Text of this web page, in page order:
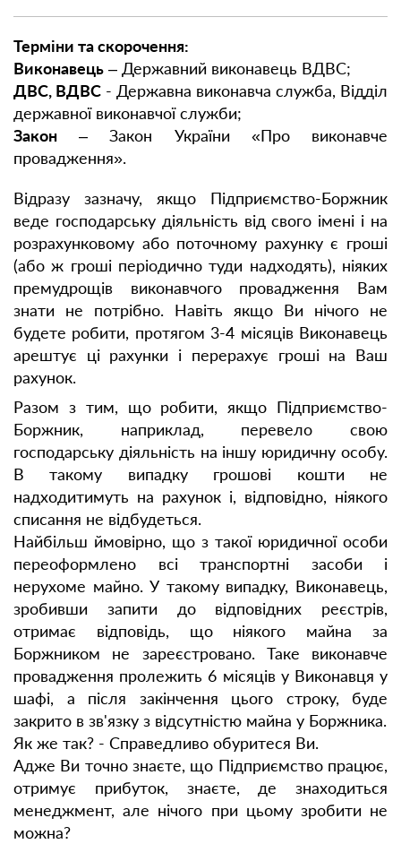
Терміни та скорочення:
Виконавець – Державний виконавець ВДВС;
ДВС, ВДВС - Державна виконавча служба, Відділ
державної виконавчої служби;
Закон – Закон України «Про виконавче
провадження».
Відразу зазначу, якщо Підприємство-Боржник
веде господарську діяльність від свого імені і на
розрахунковому або поточному рахунку є гроші
(або ж гроші періодично туди надходять), ніяких
премудрощів виконавчого провадження Вам
знати не потрібно. Навіть якщо Ви нічого не
будете робити, протягом 3-4 місяців Виконавець
арештує ці рахунки і перерахує гроші на Ваш
рахунок.
Разом з тим, що робити, якщо Підприємство-
Боржник, наприклад, перевело свою
господарську діяльність на іншу юридичну особу.
В такому випадку грошові кошти не
надходитимуть на рахунок і, відповідно, ніякого
списання не відбудеться.
Найбільш ймовірно, що з такої юридичної особи
переоформлено всі транспортні засоби і
нерухоме майно. У такому випадку, Виконавець,
зробивши запити до відповідних реєстрів,
отримає відповідь, що ніякого майна за
Боржником не зареєстровано. Таке виконавче
провадження пролежить 6 місяців у Виконавця у
шафі, а після закінчення цього строку, буде
закрито в зв'язку з відсутністю майна у Боржника.
Як же так? - Справедливо обуритеся Ви.
Адже Ви точно знаєте, що Підприємство працює,
отримує прибуток, знаєте, де знаходиться
менеджмент, але нічого при цьому зробити не
можна?